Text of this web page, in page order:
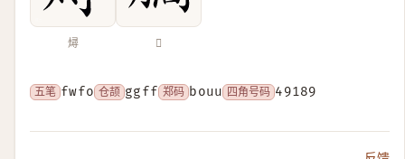
燖 𦢨
五笔 fwfo 仓颉 ggff 郑码 bouu 四角号码 49189